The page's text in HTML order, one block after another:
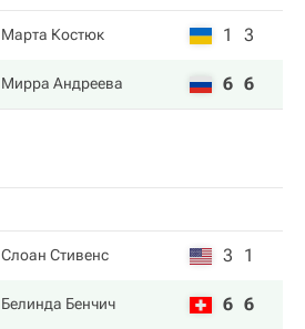
Марта Костюк 1 3
Мирра Андреева 6 6
Слоан Стивенс 3 1
Белинда Бенчич 6 6